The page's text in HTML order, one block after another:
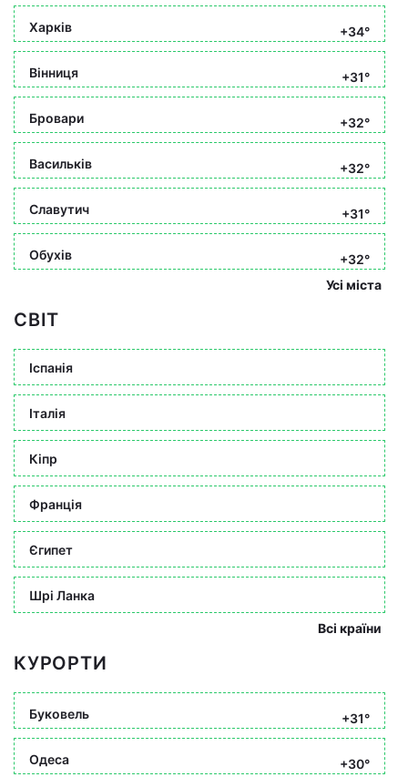
Харків +34°
Вінниця +31°
Бровари +32°
Васильків +32°
Славутич +31°
Обухів
+32°
Усі міста
СВІТ
Іспанія
Італія
Кіпр
Франція
Єгипет
Шрі Ланка
Всі країни
КУРОРТИ
Буковель +31°
Одеса +30°